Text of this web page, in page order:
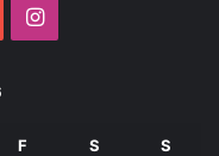
Instagram
F S S